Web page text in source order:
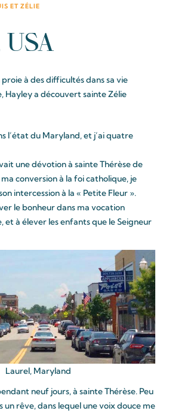
ET ZÉLIE
à des difficultés dans sa vie
Hayley a découvert sainte Zélie
l’état du Maryland, et j’ai quatre
une dévotion à sainte Thérèse de
ma conversion à la foi catholique, je
intercession à la « Petite Fleur ».
le bonheur dans ma vocation
et à élever les enfants que le Seigneur
Laurel, Maryland
neuf jours, à sainte Thérèse. Peu
un rêve, dans lequel une voix douce me